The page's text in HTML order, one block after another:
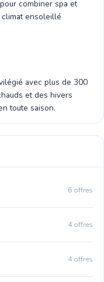
combiner spa et
climat ensoleillé
avec plus de 300
et des hivers
toute saison.
6 offres
4 offres
4 offres